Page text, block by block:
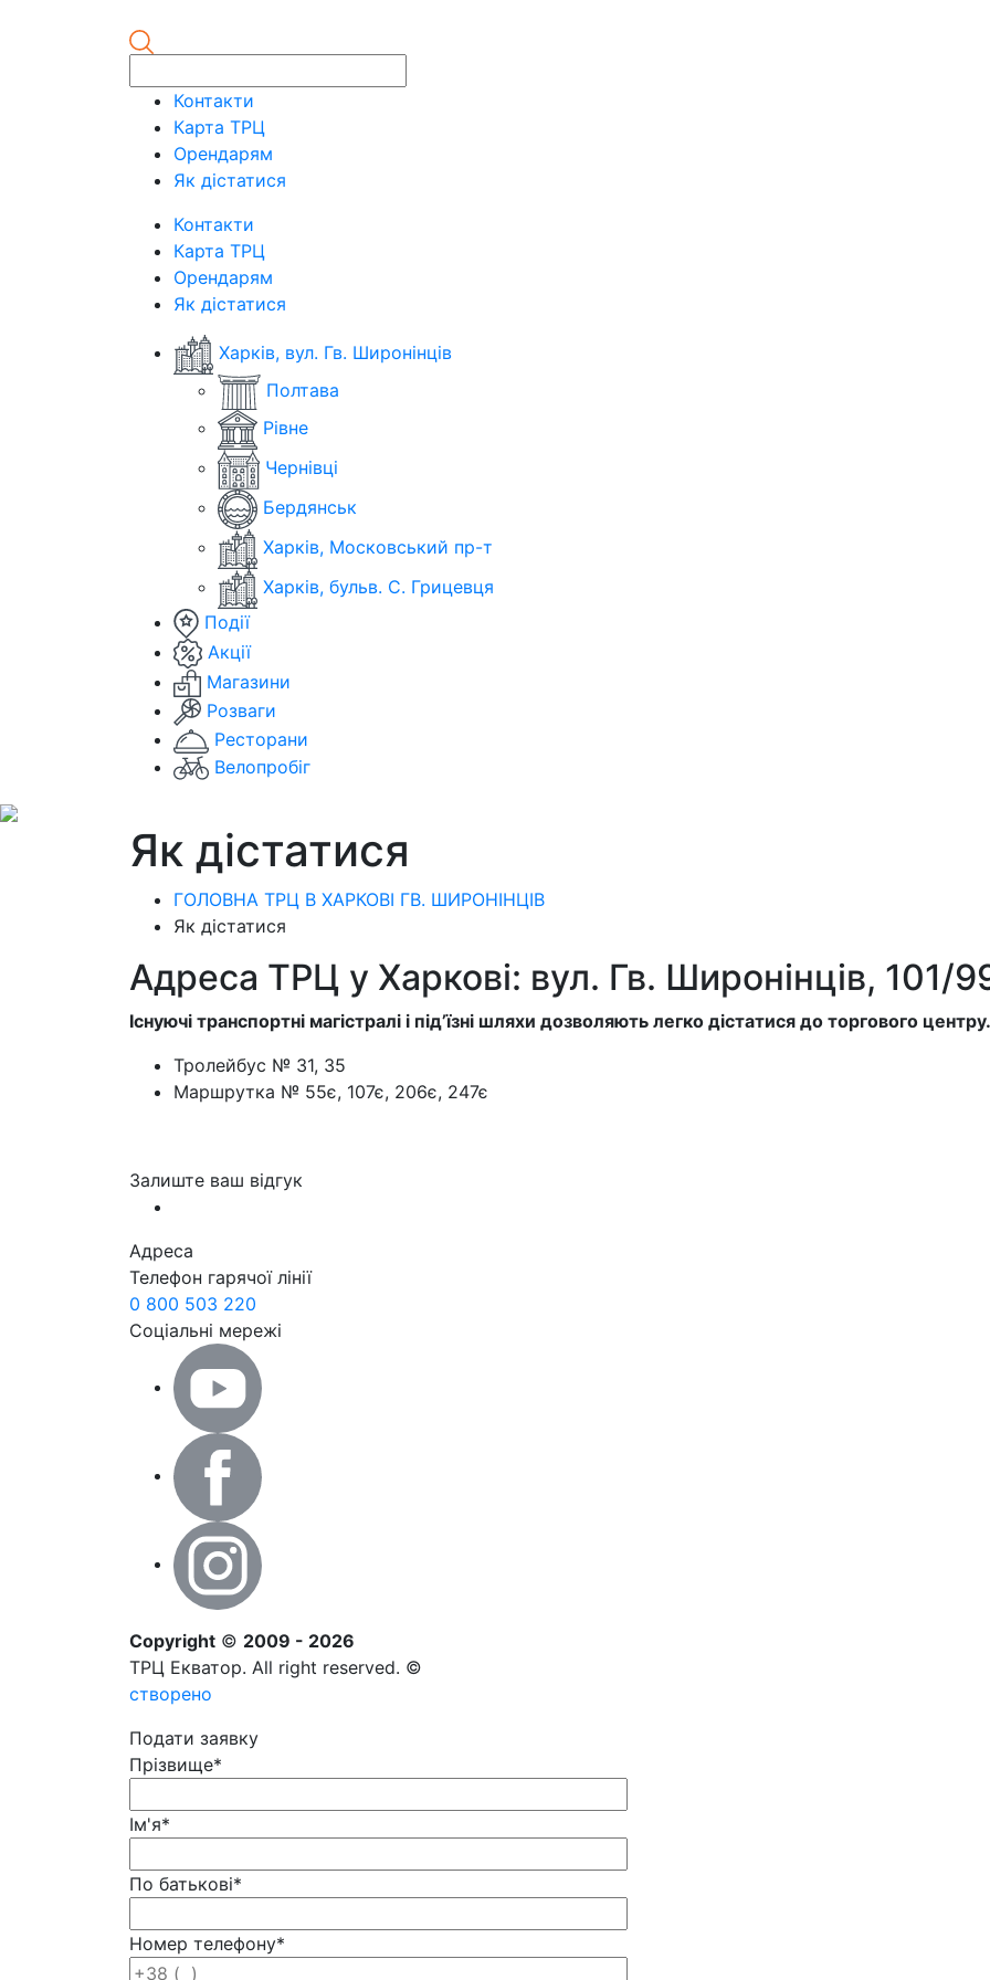
Контакти
Карта ТРЦ
Орендарям
Як дістатися
Контакти
Карта ТРЦ
Орендарям
Як дістатися
Харків, вул. Гв. Широнінців
Полтава
Рівне
Чернівці
Бердянськ
Харків, Московський пр-т
Харків, бульв. С. Грицевця
Події
Акції
Магазини
Розваги
Ресторани
Велопробіг
Як дістатися
ГОЛОВНА ТРЦ В ХАРКОВІ ГВ. ШИРОНІНЦІВ
Як дістатися
Адреса ТРЦ у Харкові: вул. Гв. Широнінців, 101/
Існуючі транспортні магістралі і під’їзні шляхи дозволяють легко дістатися до торгового центру.
Тролейбус № 31, 35
Маршрутка № 55є, 107є, 206є, 247є
Залиште ваш відгук
Адреса
Телефон гарячої лінії
0 800 503 220
Соціальні мережі
Copyright © 2009 - 2026
ТРЦ Екватор. All right reserved. ©
створено
Подати заявку
Прізвище*
Ім'я*
По батькові*
Номер телефону*